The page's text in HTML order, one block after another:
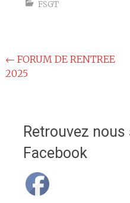
FSGT
Navigation
de
← FORUM DE RENTREE
2025
Retrouvez
Facebook